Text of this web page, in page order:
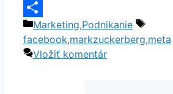
Copy
Link
Share
Kategórie
Marketing,Podnikanie
Značky
facebook,markzuckerberg,meta
Vložiť komentár